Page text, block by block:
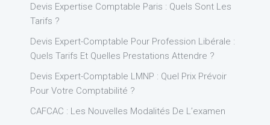
Devis Expertise Comptable Paris : Quels Sont Les
Tarifs ?
Devis Expert-Comptable Pour Profession Libérale :
Quels Tarifs Et Quelles Prestations Attendre ?
Devis Expert-Comptable LMNP : Quel Prix Prévoir
Pour Votre Comptabilité ?
CAFCAC : Les Nouvelles Modalités De L’examen